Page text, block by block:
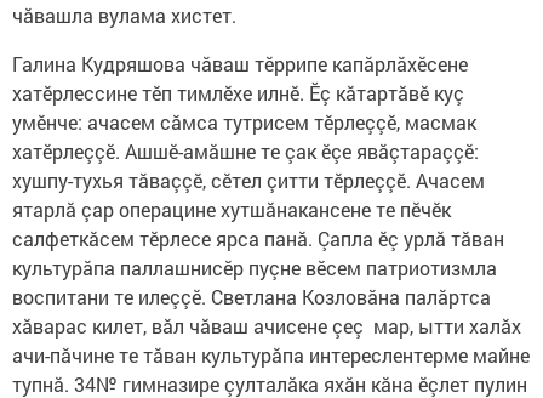
чăвашла вулама хистет.
Галина Кудряшова чăваш тӗррипе капăрлăхӗсене
хатӗрлессине тӗп тимлӗхе илнӗ. Ӗç кăтартăвӗ куç
умӗнче: ачасем сăмса тут­рисем тӗрлеççӗ, масмак
хатӗрлеççӗ. Ашшӗ-амăшне те çак ӗçе явăçтараççӗ:
хушпу-тухья тăваççӗ, сӗтел çитти тӗрлеççӗ. Ачасем
ятарлă çар операцине хутшăнакансене те пӗчӗк
салфеткăсем тӗрлесе ярса панă. Çапла ӗç урлă тăван
культурăпа паллашнисӗр пуçне вӗсем патрио­тизмла
воспитани те илеççӗ. Светлана Козловăна палăртса
хăварас килет, вăл чăваш ачисене çеç мар, ытти халăх
ачи-пăчине те тăван культурăпа интереслентерме майне
тупнă. 34№ гимназире çулталăка яхăн кăна ӗçлет пулин